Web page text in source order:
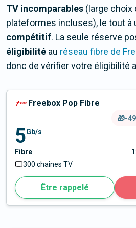
TV incomparables (large choix
plateformes incluses), le tout à
compétitif. La seule réserve
éligibilité au réseau fibre de
donc de vérifier votre éligibilité
Freebox Pop Fibre
🎁-
5Gb/s
Fibre
300 chaines TV
Être rappelé